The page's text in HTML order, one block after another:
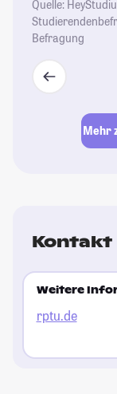
Quelle:
Befragung
Mehr
Kontakt
Weitere
rptu.de